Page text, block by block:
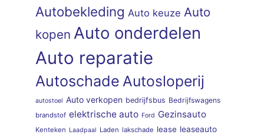
Autobekleding Auto keuze Auto
kopen Auto onderdelen
Auto reparatie
Autoschade Autosloperij
autostoel Auto verkopen bedrijfsbus Bedrijfswagens
brandstof elektrische auto Ford Gezinsauto
Kenteken Laadpaal Laden lakschade lease leaseauto